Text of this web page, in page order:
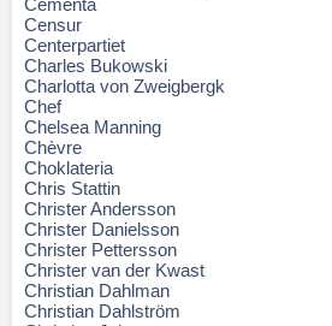
Cementa
Censur
Centerpartiet
Charles Bukowski
Charlotta von Zweigbergk
Chef
Chelsea Manning
Chèvre
Choklateria
Chris Stattin
Christer Andersson
Christer Danielsson
Christer Pettersson
Christer van der Kwast
Christian Dahlman
Christian Dahlström